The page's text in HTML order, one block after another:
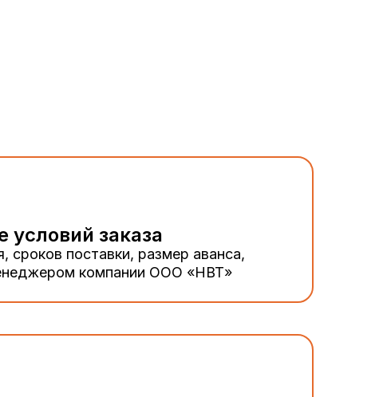
условий заказа
сроков поставки, размер аванса,
компании ООО «НВТ»